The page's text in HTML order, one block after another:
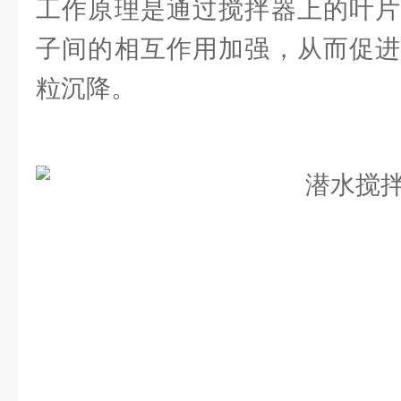
工作原理是通过搅拌器上的叶
子间的相互作用加强，从而促
粒沉降。